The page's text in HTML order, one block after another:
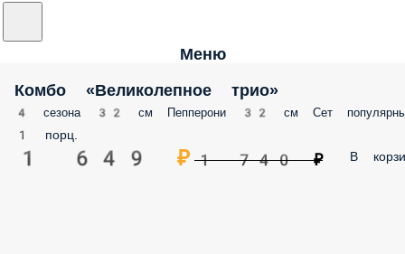
Меню
Комбо «Великолепное трио»
4 сезона 32 см Пепперони 32 см Сет
1 порц.
1 649 ₽ 1 740 ₽ В